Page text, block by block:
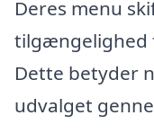
Deres menu
tilgængelighed
Dette betyder
udvalget